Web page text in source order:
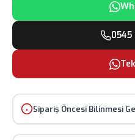
0545
Sipariş Öncesi Bilinmesi
Ürün görselleri